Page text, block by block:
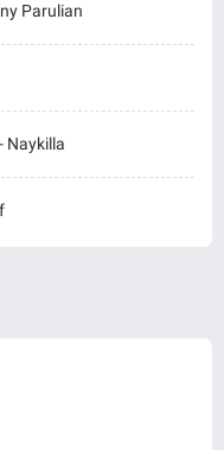
Parulian
Naykilla